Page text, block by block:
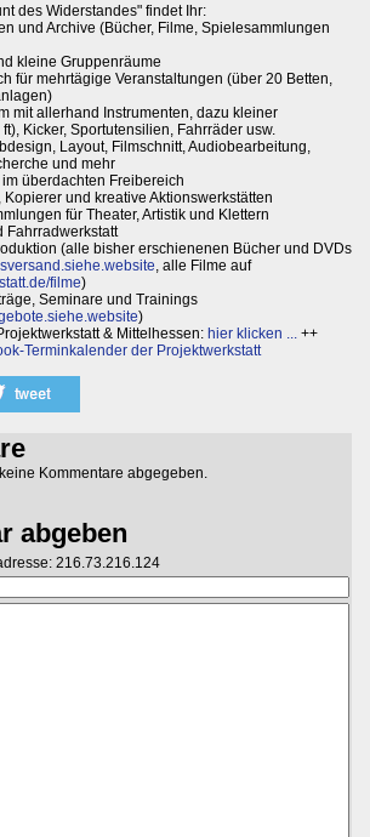
des Widerstandes" findet Ihr:
und Archive (Bücher, Filme, Spielesammlungen
kleine Gruppenräume
für mehrtägige Veranstaltungen (über 20 Betten,
mit allerhand Instrumenten, dazu kleiner
Kicker, Sportutensilien, Fahrräder usw.
Layout, Filmschnitt, Audiobearbeitung,
und mehr
überdachten Freibereich
und kreative Aktionswerkstätten
für Theater, Artistik und Klettern
Fahrradwerkstatt
(alle bisher erschienenen Bücher und DVDs
, alle Filme auf
filme)
Seminare und Trainings
)
& Mittelhessen:hier klicken ...
++
Terminkalender der Projektwerkstatt
Kommentare abgegeben.
abgeben
216.73.216.124